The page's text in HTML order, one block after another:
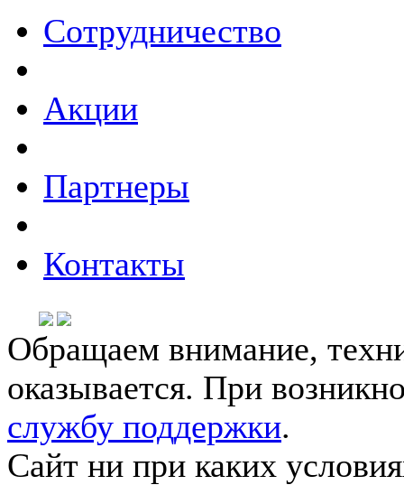
Сотрудничество
Акции
Партнеры
Контакты
Обращаем внимание,
оказывается. При
службу поддержки.
Сайт ни при каких